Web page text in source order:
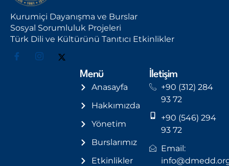
Kurumiçi Dayanışma ve Burslar
Sosyal Sorumluluk Projeleri
Türk Dili ve Kültürünü Tanıtıcı Etkinlikler
Menü
Anasayfa
Hakkımızda
Yönetim
Burslarımız
Etkinlikler
İletişim
+90 (312) 284
93 72
+90 (546) 294
93 72
Email: